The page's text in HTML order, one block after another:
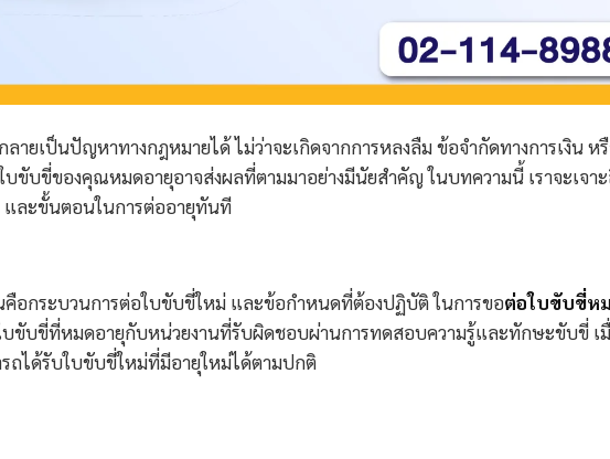
ยเป็นปัญหาทางกฎหมายได้ ไม่ว่าจะเกิดจากการหลงลืม ข้อจำกัดทางการเงิน ห
บขับขี่ของคุณหมดอายุอาจส่งผลที่ตามมาอย่างมีนัยสำคัญ ในบทความนี้ เราจะเจา
ละขั้นตอนในการต่ออายุทันที
อกระบวนการต่อใบขับขี่ใหม่ และข้อกำหนดที่ต้องปฏิบัติ ในการขอต่อใบขับขี่ห
บขับขี่ที่หมดอายุกับหน่วยงานที่รับผิดชอบผ่านการทดสอบความรู้และทักษะขับขี่ เ
ถได้รับใบขับขี่ใหม่ที่มีอายุใหม่ได้ตามปกติ